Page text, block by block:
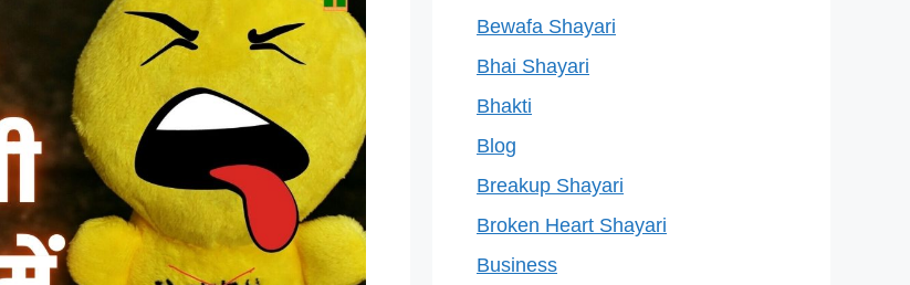
Bewafa Shayari
Bhai Shayari
Bhakti
Blog
Breakup Shayari
Broken Heart Shayari
Business